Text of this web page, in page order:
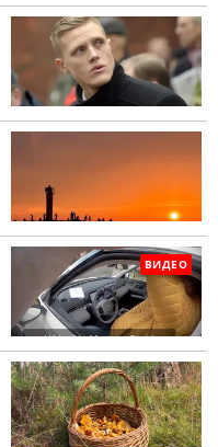
ВИДЕО